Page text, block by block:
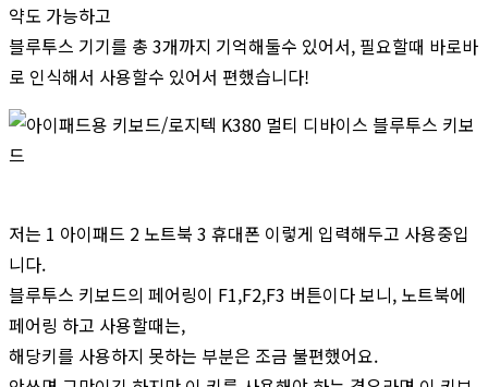
약도 가능하고
블루투스 기기를 총 3개까지 기억해둘수 있어서, 필요할때 바로바
로 인식해서 사용할수 있어서 편했습니다!
저는 1 아이패드 2 노트북 3 휴대폰 이렇게 입력해두고 사용중입
니다.
블루투스 키보드의 페어링이 F1,F2,F3 버튼이다 보니, 노트북에
페어링 하고 사용할때는,
해당키를 사용하지 못하는 부분은 조금 불편했어요.